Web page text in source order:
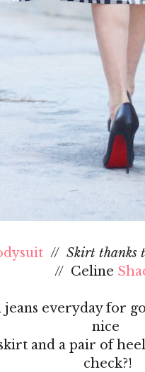
// Skirt thanks
// Celine
everyday for
nice
and a pair of
check?!